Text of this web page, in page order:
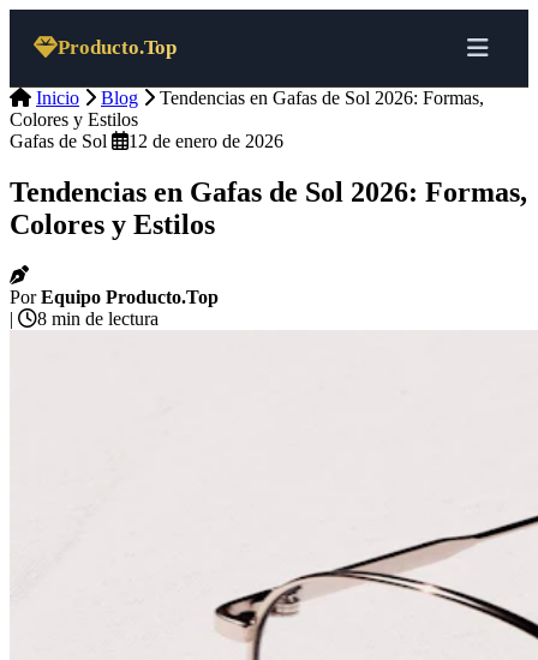
Producto.Top
Inicio Blog
Tendencias en Gafas de Sol 2026: Formas,
Colores y Estilos
Gafas de Sol
12 de enero de 2026
Tendencias en Gafas de Sol 2026: Formas,
Colores y Estilos
PorEquipo Producto.Top
|
8 min de lectura